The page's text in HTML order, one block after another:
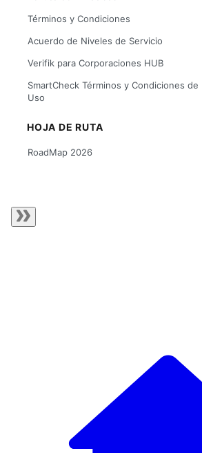
Términos y Condiciones
Acuerdo de Niveles de Servicio
Verifik para Corporaciones HUB
SmartCheck Términos y Condiciones de
Uso
HOJA DE RUTA
RoadMap 2026